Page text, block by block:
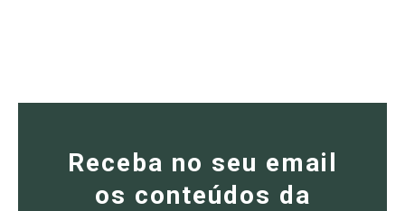
Receba no seu email
os conteúdos da